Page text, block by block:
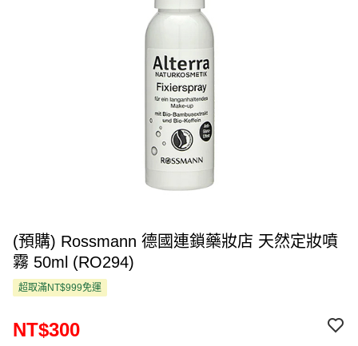
(預購) Rossmann 德國連鎖藥妝店 天然定妝噴
霧 50ml (RO294)
超取滿NT$999免運
NT$300